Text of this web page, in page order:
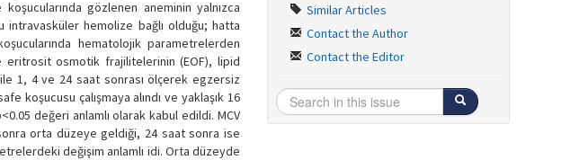
gözlenen aneminin yalnızca
hemolize bağlı olduğu; hatta
hematolojik parametrelerden
eritrosit osmotik frajilitelerinin (EOF), lipid
1, 4 ve 24 saat sonrası ölçerek egzersiz
koşucusu çalışmaya alındı ve yaklaşık 16
değeri anlamlı olarak kabul edildi. MCV
orta düzeye geldiği, 24 saat sonra ise
değişim anlamlı idi. Orta düzeyde
Similar Articles
Contact the Author
Contact the Editor